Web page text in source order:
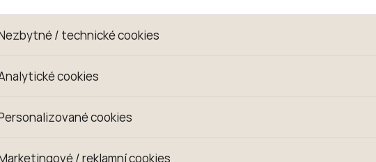
/ technické cookies
technické soubory, které jsou nezbytné ke správnému chování našich
Používají se mimo jiné k ukládání produktů v nákupním košíku, ovládání
cookies
cookies shromažďujeme skriptem společnosti Google Inc., která
Po anonymizaci se již nejedná o osobní údaje, protože
cookies
cookies jsou využívány k přizpůsobení našeho webu vašim
/ reklamní cookies